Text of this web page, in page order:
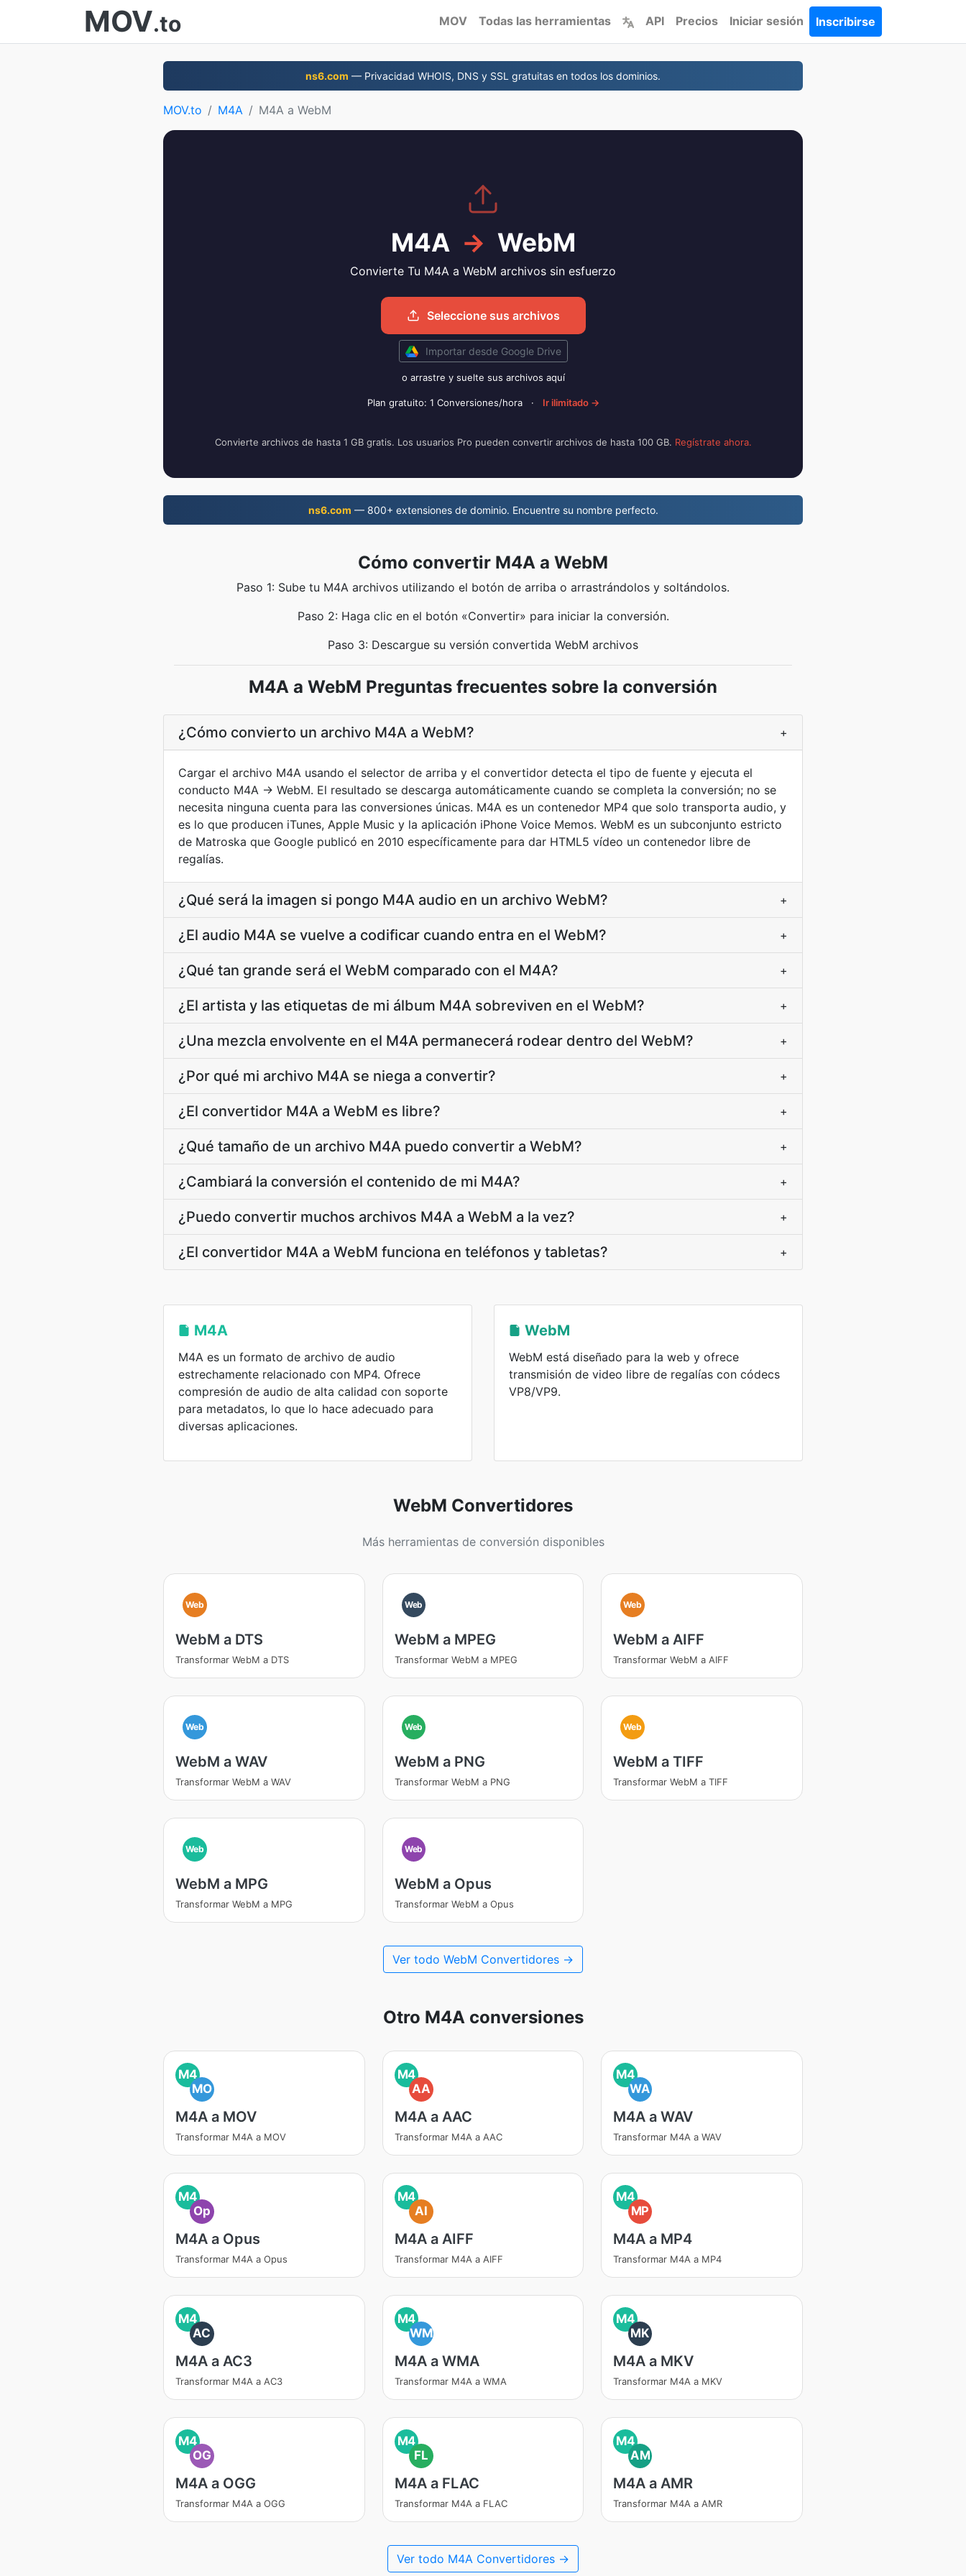
MOV.to MOV Todas las herramientas API Precios Iniciar sesión Inscribirse
ns6.com — Privacidad WHOIS, DNS y SSL gratuitas en todos los dominios.
MOV.to M4A M4A a WebM
M4A → WebM
Convierte Tu M4A a WebM archivos sin esfuerzo
Seleccione sus archivos
Importar desde Google Drive
o arrastre y suelte sus archivos aquí
Plan gratuito: 1 Conversiones/hora · Ir ilimitado →
Convierte archivos de hasta 1 GB gratis. Los usuarios Pro pueden convertir archivos de hasta 100 GB. Regístrate ahora.
ns6.com — 800+ extensiones de dominio. Encuentre su nombre perfecto.
Cómo convertir M4A a WebM
Paso 1: Sube tu M4A archivos utilizando el botón de arriba o arrastrándolos y soltándolos.
Paso 2: Haga clic en el botón «Convertir» para iniciar la conversión.
Paso 3: Descargue su versión convertida WebM archivos
M4A a WebM Preguntas frecuentes sobre la conversión
¿Cómo convierto un archivo M4A a WebM? +
Cargar el archivo M4A usando el selector de arriba y el convertidor detecta el tipo de fuente y ejecuta el
conducto M4A → WebM. El resultado se descarga automáticamente cuando se completa la conversión; no se
necesita ninguna cuenta para las conversiones únicas. M4A es un contenedor MP4 que solo transporta audio, y
es lo que producen iTunes, Apple Music y la aplicación iPhone Voice Memos. WebM es un subconjunto estricto
de Matroska que Google publicó en 2010 específicamente para dar HTML5 vídeo un contenedor libre de
regalías.
¿Qué será la imagen si pongo M4A audio en un archivo WebM? +
¿El audio M4A se vuelve a codificar cuando entra en el WebM? +
¿Qué tan grande será el WebM comparado con el M4A? +
¿El artista y las etiquetas de mi álbum M4A sobreviven en el WebM? +
¿Una mezcla envolvente en el M4A permanecerá rodear dentro del WebM? +
¿Por qué mi archivo M4A se niega a convertir? +
¿El convertidor M4A a WebM es libre? +
¿Qué tamaño de un archivo M4A puedo convertir a WebM? +
¿Cambiará la conversión el contenido de mi M4A? +
¿Puedo convertir muchos archivos M4A a WebM a la vez? +
¿El convertidor M4A a WebM funciona en teléfonos y tabletas? +
M4A
M4A es un formato de archivo de audio
estrechamente relacionado con MP4. Ofrece
compresión de audio de alta calidad con soporte
para metadatos, lo que lo hace adecuado para
diversas aplicaciones.
WebM
WebM está diseñado para la web y ofrece
transmisión de video libre de regalías con códecs
VP8/VP9.
WebM Convertidores
Más herramientas de conversión disponibles
Web
WebM a DTS
Transformar WebM a DTS
Web
WebM a MPEG
Transformar WebM a MPEG
Web
WebM a AIFF
Transformar WebM a AIFF
Web
WebM a WAV
Transformar WebM a WAV
Web
WebM a PNG
Transformar WebM a PNG
Web
WebM a TIFF
Transformar WebM a TIFF
Web
WebM a MPG
Transformar WebM a MPG
Web
WebM a Opus
Transformar WebM a Opus
Ver todo WebM Convertidores →
Otro M4A conversiones
M4
MO
M4A a MOV
Transformar M4A a MOV
M4
AA
M4A a AAC
Transformar M4A a AAC
M4
WA
M4A a WAV
Transformar M4A a WAV
M4
Op
M4A a Opus
Transformar M4A a Opus
M4
AI
M4A a AIFF
Transformar M4A a AIFF
M4
MP
M4A a MP4
Transformar M4A a MP4
M4
AC
M4A a AC3
Transformar M4A a AC3
M4
WM
M4A a WMA
Transformar M4A a WMA
M4
MK
M4A a MKV
Transformar M4A a MKV
M4
OG
M4A a OGG
Transformar M4A a OGG
M4
FL
M4A a FLAC
Transformar M4A a FLAC
M4
AM
M4A a AMR
Transformar M4A a AMR
Ver todo M4A Convertidores →